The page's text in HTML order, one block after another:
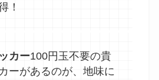
！
カー100円玉不要の貴
ーがあるのが、地味に